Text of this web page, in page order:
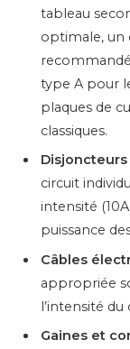
tableau
optimale, un
type A pour
plaques de
classiques.
circuit
intensité
puissance
Câbles
appropriée
l’intensité
Gaines et